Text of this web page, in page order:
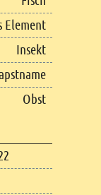
Element
Insekt
Obst